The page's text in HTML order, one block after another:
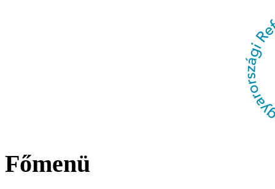
Főmenü